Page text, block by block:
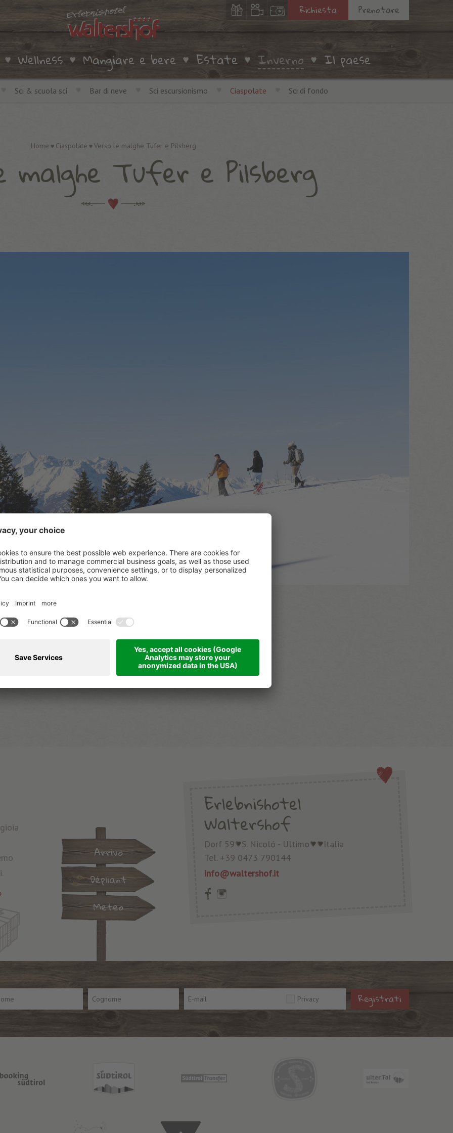
Richiesta Prenotare
Wellness Mangiare e bere Estate Inverno Il paese
Sci & scuola sci Bar di neve Sci escursionismo Ciaspolate Sci di fondo
Home Ciaspolate Verso le malghe Tufer e Pilsberg
malghe Tufer e Pilsberg
do Oberjochmaier - Maso Tufer - Maso Pilser - Fontana Bianca
di partenza: Maso di Oberjochmaier sopra S. Gertrude
Dislivello: ca. 350 m
Tempo previsto: ca. 3 ore
Arrivo
Dépliant
Meteo
Erlebnishotel
Waltershof
Dorf 59 S. Nicoló - Ultimo
Italia
Tel. +39 0473 790144
info@waltershof.it
Registrati
Privacy